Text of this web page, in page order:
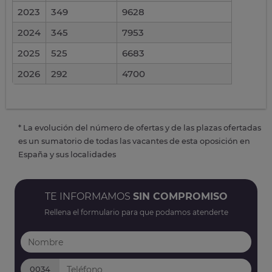
2023 349
9628
2024
345
7953
2025
525
6683
2026
292 4700
* La evolución del número de ofertas y de las plazas ofertadas
es un sumatorio de todas las vacantes de esta oposición en
España y sus localidades
TE INFORMAMOS SIN COMPROMISO
Rellena el formulario para que podamos atenderte
0034